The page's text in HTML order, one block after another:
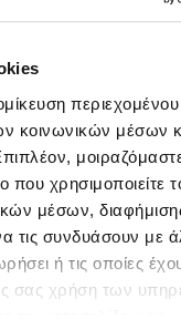
περιεχομένου
κοινωνικών μέσων
χρησιμοποιείτε
μέσων,
τις συνδυάσουν με
ή τις οποίες
σας χρήση των
θετική